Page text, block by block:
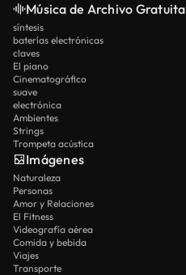
Música de Archivo Gratuita
síntesis
baterías electrónicas
claves
El piano
Cinematográfico
suave
electrónica
Ambientes
Strings
Trompeta acústica
Imágenes
Naturaleza
Personas
Amor y Relaciones
El Fitness
Videografía aérea
Comida y bebida
Viajes
Transporte